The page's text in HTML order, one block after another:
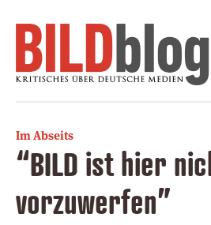
Im Abseits
“BILD ist hier
vorzuwerfen”